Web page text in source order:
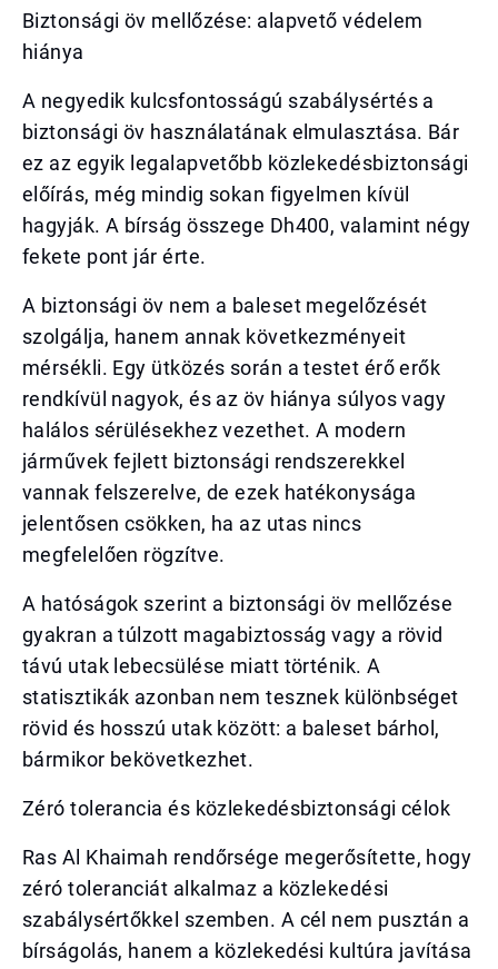
Biztonsági öv mellőzése: alapvető védelem
hiánya
A negyedik kulcsfontosságú szabálysértés a
biztonsági öv használatának elmulasztása. Bár
ez az egyik legalapvetőbb közlekedésbiztonsági
előírás, még mindig sokan figyelmen kívül
hagyják. A bírság összege Dh400, valamint négy
fekete pont jár érte.
A biztonsági öv nem a baleset megelőzését
szolgálja, hanem annak következményeit
mérsékli. Egy ütközés során a testet érő erők
rendkívül nagyok, és az öv hiánya súlyos vagy
halálos sérülésekhez vezethet. A modern
járművek fejlett biztonsági rendszerekkel
vannak felszerelve, de ezek hatékonysága
jelentősen csökken, ha az utas nincs
megfelelően rögzítve.
A hatóságok szerint a biztonsági öv mellőzése
gyakran a túlzott magabiztosság vagy a rövid
távú utak lebecsülése miatt történik. A
statisztikák azonban nem tesznek különbséget
rövid és hosszú utak között: a baleset bárhol,
bármikor bekövetkezhet.
Zéró tolerancia és közlekedésbiztonsági célok
Ras Al Khaimah rendőrsége megerősítette, hogy
zéró toleranciát alkalmaz a közlekedési
szabálysértőkkel szemben. A cél nem pusztán a
bírságolás, hanem a közlekedési kultúra javítása